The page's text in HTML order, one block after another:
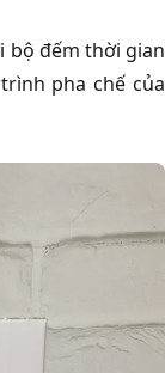
bộ đếm thời gian
pha chế của